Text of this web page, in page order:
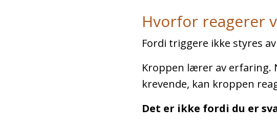
Hvorfor reagerer
Fordi triggere ikke styres
Kroppen lærer av erfaring.
krevende, kan kroppen
Det er ikke fordi du er